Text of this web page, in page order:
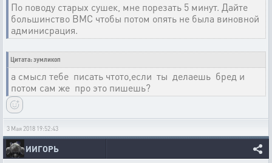
По поводу старых сушек, мне порезать 5 минут. Дайте
большинство ВМС чтобы потом опять не была виновной
админисрация.
Цитата: зумликоп
а смысл тебе писать чтото,если ты делаешь бред и
потом сам же про это пишешь?
3 Мая 2018 19:52:43
ИИГОРЬ